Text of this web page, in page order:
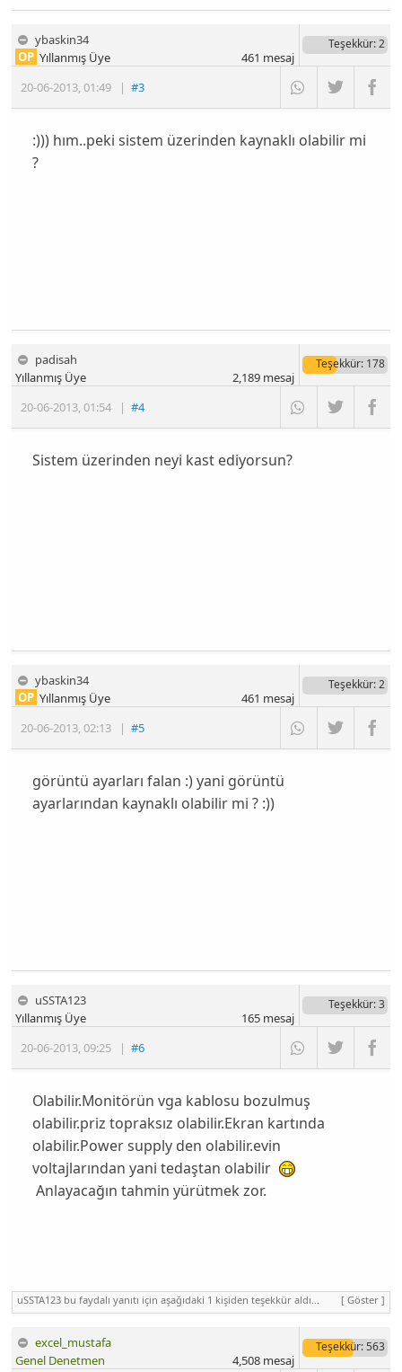
ybaskin34
20-06-2013,01:49 |#3
OP Yıllanmış Üye
Teşekkür: 2
461 mesaj
:))) hım..peki sistem üzerinden kaynaklı olabilir mi
?
padisah
20-06-2013,01:54 |#4
Yıllanmış Üye
Teşekkür: 178
2,189mesaj
Sistem üzerinden neyi kast ediyorsun?
ybaskin34
20-06-2013,02:13 |#5
OP Yıllanmış Üye
Teşekkür: 2
461 mesaj
görüntü ayarları falan :) yani görüntü
ayarlarından kaynaklı olabilir mi ? :))
uSSTA123
20-06-2013,09:25 |#6
Yıllanmış Üye
Teşekkür: 3
165mesaj
Olabilir.Monitörün vga kablosu bozulmuş
olabilir.priz topraksız olabilir.Ekran kartında
olabilir.Power supply den olabilir.evin
voltajlarından yani tedaştan olabilir
Anlayacağın tahmin yürütmek zor.
uSSTA123 bu faydalı yanıtı için aşağıdaki 1 kişiden teşekkür aldı... [ Göster ]
excel_mustafa
Genel Denetmen
Teşekkür: 563
4,508mesaj